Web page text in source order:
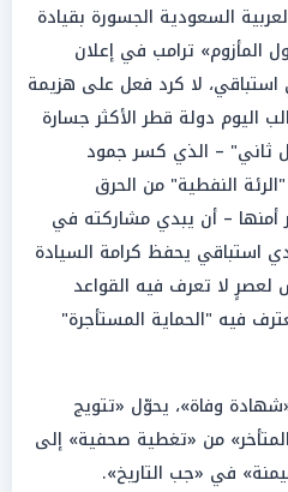
السعودية الجسورة بقيادة
المأزوم» ترامب في إعلان
استباقي، لا كرد فعل على هزيمة
اليوم دولة قطر الأكثر جسارة
ثاني" – الذي كسر جمود
النفطية" من الحرق
أمنها – أن يبدي مشاركته في
استباقي يحفظ كرامة السيادة
لعصرٍ لا تعرف فيه القواعد
فيه "الحماية المستأجرة"
وفاة»، يحوّل «تتويج
من «تغطية صحفية» إلى
في «جب التاريخ».